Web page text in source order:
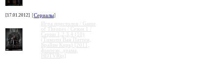
[17.01.2012] [Сериалы]
Игра престолов / Game
of Thrones / Сезон 1 /
Серии 1,2,3,4 (10)
(Тимоти Ван Паттен,
Брайан Кирк) [2011,
фэнтези, драма,
HDTVRip]